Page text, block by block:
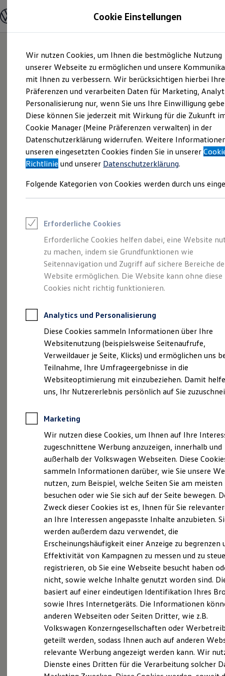
Hauptinhalt
springen
Footer
springen
Modelle und Konfigurator
Modelle vergleichen
Elektroautos
ENERGY Sondermodelle
Nutzfahrzeuge
SUV und CUV
Familienautos
Kombis
Kompaktwagen
Sportwagen
Schnell verfügbare Fahrzeuge
Angebote und Produkte
Aktuelle Angebote
E-Auto-Förderung
Volkswagen Marktplatz
Junge Gebrauchtwagen und Gebrauchtwagen
Saisonangebote
Leasing
Leasing-Angebote
Gebrauchtwagen Leasing
Junge Gebrauchtwagen-Leasing
Elektroauto Leasing
Kleinwagen-Leasing
Leasing ohne Anzahlung
Autokredit mit Schlussrate
Versicherungen und Garantien
Kfz-Versicherung
Restschuldversicherungen
Garantien
Wartungsverträge
Geschäftskunden
Professional Class bei Volkswagen
Großkunden
Behörden
Anpfiff zum Gewinn
Elektroautos
ID. Tutorials
Elektrofahrzeugkonzepte
Reichweite
Reichweite der ID. Modelle
Reichweite im Winter
Laden
Laden unterwegs
Laden Zuhause
Ladezeitensimulator
Batterie
Sicherheit
Garantie und Lebensdauer
Nachhaltigkeit
Technologie
Kosten und Kauf
Verbrauchskosten
Kaufoptionen
E-Auto-Förderung
Software und Konnektivität
Die ID. Software 6
ID. Software Versionen und Updates
Digitale Extras
Schnittstellen zu Ihrem ID.
Eine Klasse für sich.
Der Golf.
Impressum & Rechtliches
Probefahrt vereinbaren
Fahrzeugangebot anfordern
Servicetermin buchen
Serviceanfrage stellen
Details des Golf
Cookie Einstellungen
Wir nutzen Cookies, um Ihnen die bestmögliche Nutzung
unserer Webseite zu ermöglichen und unsere
mit Ihnen zu verbessern. Wir berücksichtigen hierbei Ihre
Präferenzen und verarbeiten Daten für Marketing,
Personalisierung nur, wenn Sie uns Ihre Einwilligung
Diese können Sie jederzeit mit Wirkung für die Zukunft
Cookie Manager (Meine Präferenzen verwalten) in der
Datenschutzerklärung widerrufen. Weitere
unseren eingesetzten Cookies finden Sie in unserer
Richtlinie und unserer Datenschutzerklärung.
Folgende Kategorien von Cookies werden durch uns
Erforderliche Cookies
Erforderliche Cookies helfen dabei, eine Website
zu machen, indem sie Grundfunktionen wie
Seitennavigation und Zugriff auf sichere Bereiche
Website ermöglichen. Die Website kann ohne diese
Cookies nicht richtig funktionieren.
Analytics und Personalisierung
Diese Cookies sammeln Informationen über Ihre
Websitenutzung (beispielsweise Seitenaufrufe,
Verweildauer je Seite, Klicks) und ermöglichen uns
Teilnahme, Ihre Umfrageergebnisse in die
Websiteoptimierung mit einzubeziehen. Damit
uns, Ihr Nutzererlebnis persönlich auf Sie
Marketing
Wir nutzen diese Cookies, um Ihnen auf Ihre
zugeschnittene Werbung anzuzeigen, innerhalb und
außerhalb der Volkswagen Webseiten. Diese
sammeln Informationen darüber, wie Sie unsere
nutzen, zum Beispiel, welche Seiten Sie am meisten
besuchen oder wie Sie sich auf der Seite bewegen.
Zweck dieser Cookies ist es, Ihnen für Sie
an Ihre Interessen angepasste Inhalte anzubieten.
werden außerdem dazu verwendet, die
Erscheinungshäufigkeit einer Anzeige zu begrenzen
Effektivität von Kampagnen zu messen und zu
registrieren, ob Sie eine Webseite besucht haben
nicht, sowie welche Inhalte genutzt worden sind.
basiert auf einer eindeutigen Identifikation Ihres
sowie Ihres Internetgeräts. Die Informationen
anderen Webseiten oder Seiten Dritter, wie z.B.
Volkswagen Konzerngesellschaften oder
geteilt werden, sodass Ihnen auch auf anderen
relevante Werbung angezeigt werden kann. Wir
Dienste eines Dritten für die Verarbeitung solcher